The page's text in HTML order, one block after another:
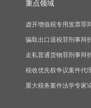
重点领域
虚开增值税专用发票罪
骗取出口退税罪刑事辩
走私普通货物罪刑事辩
税收优先权争议案件代
重大税务案件法学专家